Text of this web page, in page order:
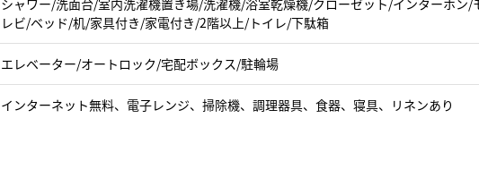
シャワー/洗面台/室内洗濯機置き場/洗濯機/浴室乾燥機/クローゼット/インターホン
レビ/ベッド/机/家具付き/家電付き/2階以上/トイレ/下駄箱
エレベーター/オートロック/宅配ボックス/駐輪場
インターネット無料、電子レンジ、掃除機、調理器具、食器、寝具、リネンあり